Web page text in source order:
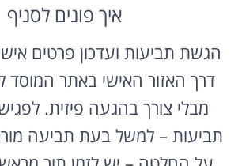
איך פונים לסניף
הגשת תביעות ועדכון פרטים
דרך האזור האישי באתר המוסד
מבלי צורך בהגעה פיזית.
תביעות – למשל בעת תביעה